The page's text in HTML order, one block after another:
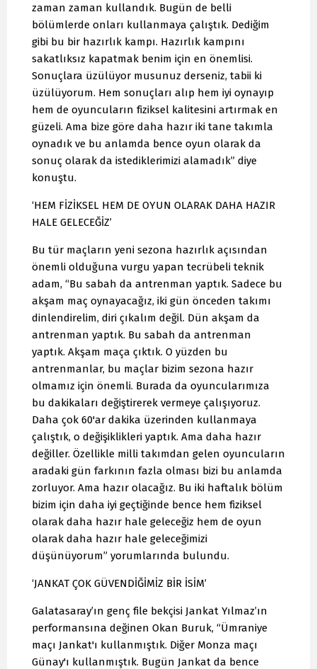
zaman zaman kullandık. Bugün de belli
bölümlerde onları kullanmaya çalıştık. Dediğim
gibi bu bir hazırlık kampı. Hazırlık kampını
sakatlıksız kapatmak benim için en önemlisi.
Sonuçlara üzülüyor musunuz derseniz, tabii ki
üzülüyorum. Hem sonuçları alıp hem iyi oynayıp
hem de oyuncuların fiziksel kalitesini artırmak en
güzeli. Ama bize göre daha hazır iki tane takımla
oynadık ve bu anlamda bence oyun olarak da
sonuç olarak da istediklerimizi alamadık” diye
konuştu.
‘HEM FİZİKSEL HEM DE OYUN OLARAK DAHA HAZIR
HALE GELECEĞİZ’
Bu tür maçların yeni sezona hazırlık açısından
önemli olduğuna vurgu yapan tecrübeli teknik
adam, “Bu sabah da antrenman yaptık. Sadece bu
akşam maç oynayacağız, iki gün önceden takımı
dinlendirelim, diri çıkalım değil. Dün akşam da
antrenman yaptık. Bu sabah da antrenman
yaptık. Akşam maça çıktık. O yüzden bu
antrenmanlar, bu maçlar bizim sezona hazır
olmamız için önemli. Burada da oyuncularımıza
bu dakikaları değiştirerek vermeye çalışıyoruz.
Daha çok 60'ar dakika üzerinden kullanmaya
çalıştık, o değişiklikleri yaptık. Ama daha hazır
değiller. Özellikle milli takımdan gelen oyuncuların
aradaki gün farkının fazla olması bizi bu anlamda
zorluyor. Ama hazır olacağız. Bu iki haftalık bölüm
bizim için daha iyi geçtiğinde bence hem fiziksel
olarak daha hazır hale geleceğiz hem de oyun
olarak daha hazır hale geleceğimizi
düşünüyorum” yorumlarında bulundu.
‘JANKAT ÇOK GÜVENDİĞİMİZ BİR İSİM’
Galatasaray’ın genç file bekçisi Jankat Yılmaz’ın
performansına değinen Okan Buruk, “Ümraniye
maçı Jankat'ı kullanmıştık. Diğer Monza maçı
Günay'ı kullanmıştık. Bugün Jankat da bence